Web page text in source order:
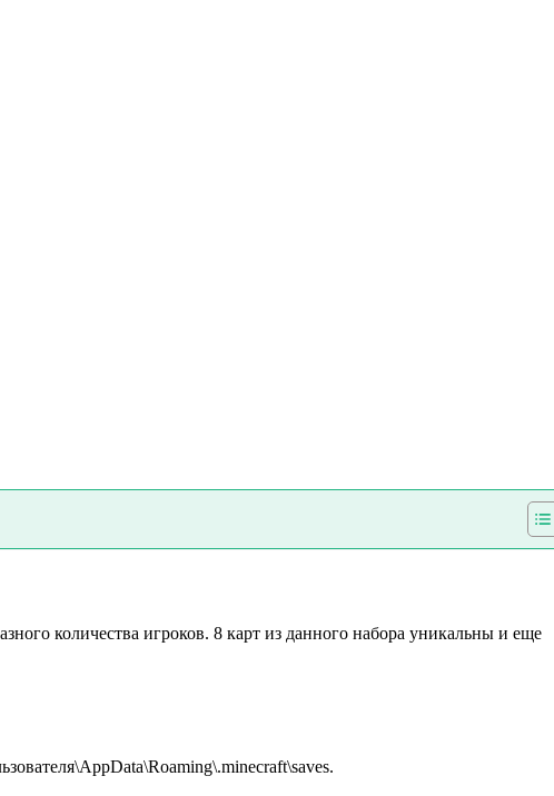
количества игроков. 8 карт из данного набора уникальны и еще